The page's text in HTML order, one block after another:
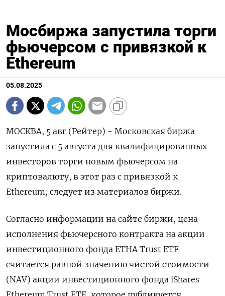
Мосбиржа запустила торги
фьючерсом с привязкой к
Ethereum
05.08.2025
МОСКВА, 5 авг (Рейтер) - Московская биржа
запустила с 5 августа для квалифицированных
инвесторов торги новым фьючерсом на
криптовалюту, в этот раз с привязкой к
Ethereum, следует из материалов биржи.
Согласно информации на сайте биржи, цена
исполнения фьючерсного контракта на акции
инвестиционного фонда ETHA Trust ETF
считается равной значению чистой стоимости
(NAV) акции инвестиционного фонда iShares